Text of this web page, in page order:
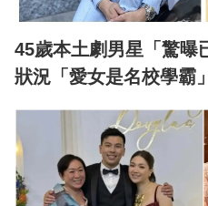
45歲本土劇男星「驚曝
狀況「愛女是名校學霸」